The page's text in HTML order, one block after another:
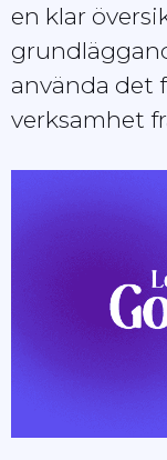
en klar
använda det
verksamhet